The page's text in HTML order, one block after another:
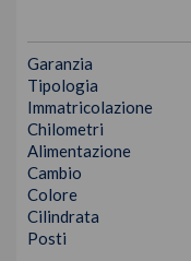
Garanzia
Tipologia
Immatricolazione
Chilometri
Alimentazione
Cambio
Colore
Cilindrata
Posti